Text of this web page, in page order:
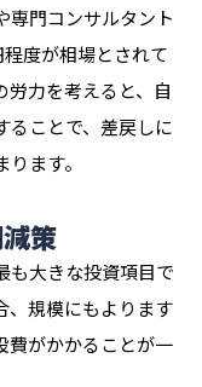
専門コンサルタント
度が相場とされて
労力を考えると、自
ることで、差戻しに
ます。
策
も大きな投資項目で
、規模にもよります
費がかかることが一